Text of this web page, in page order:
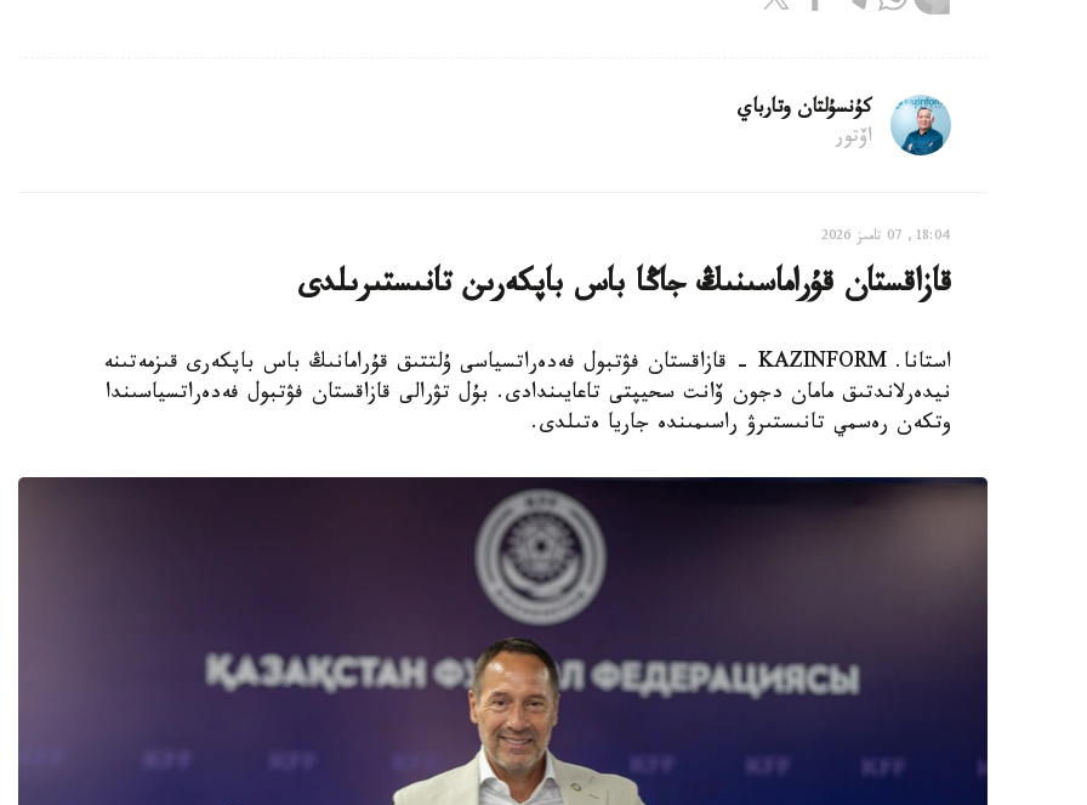
كۇنسۇلتان وتارباي
اۆتور
18:04, 07 تامىز 2026
قازاقستان قۇراماسىنىڭ جاڭا باس باپكەرىن تانىستىرىلدى
استانا. KAZINFORM - قازاقستان فۋتبول فەدەراتسياسى ۇلتتىق قۇرامانىڭ باس باپكەرى قىزمەتىنە
نيدەرلاندتىق مامان دجون ۆانت سحيپتى تاعايىندادى. بۇل تۋرالى قازاقستان فۋتبول فەدەراتسياسىندا
وتكەن رەسمي تانىستىرۋ راسىمىندە جاريا ەتىلدى.